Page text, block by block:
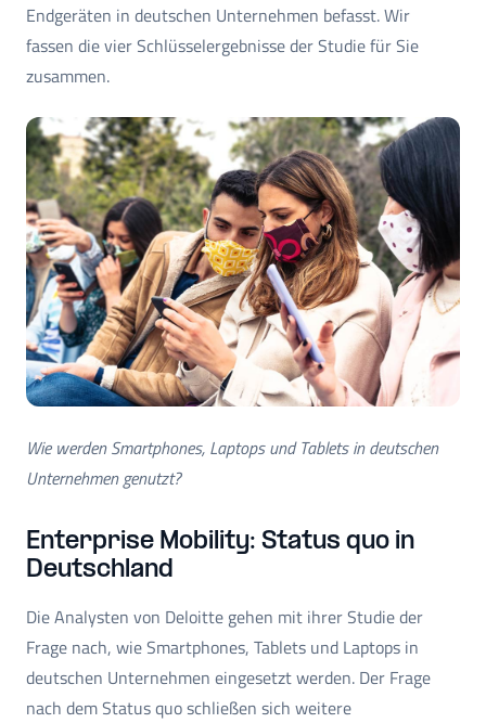
Endgeräten in deutschen Unternehmen befasst. Wir
fassen die vier Schlüsselergebnisse der Studie für Sie
zusammen.
Wie werden Smartphones, Laptops und Tablets in deutschen
Unternehmen genutzt?
Enterprise Mobility: Status quo in
Deutschland
Die Analysten von Deloitte gehen mit ihrer Studie der
Frage nach, wie Smartphones, Tablets und Laptops in
deutschen Unternehmen eingesetzt werden. Der Frage
nach dem Status quo schließen sich weitere